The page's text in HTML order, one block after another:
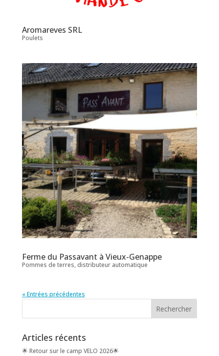
Aromareves SRL
Poulets
Ferme du Passavant à Vieux-Genappe
Pommes de terres, distributeur automatique
« Entrées précédentes
Articles récents
🌟 Retour sur le camp VELO 2026🌟